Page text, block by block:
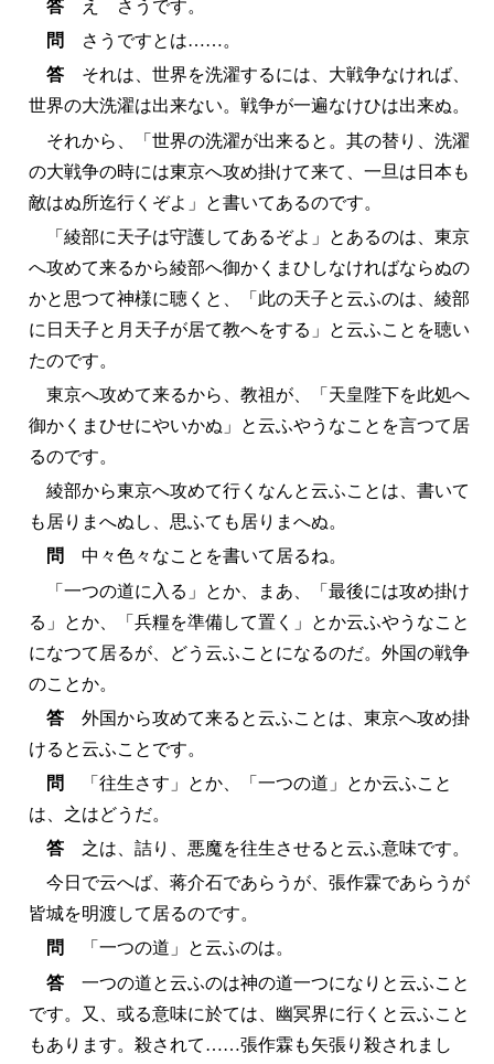
答えゝさうです。
問 さうですとは……。
答それは、世界を洗濯するには、大戦争なければ、
世界の大洗濯は出来ない。戦争が一遍なけひは出来ぬ。
それから、「世界の洗濯が出来ると。其の替り、洗濯
の大戦争の時には東京へ攻め掛けて来て、一旦は日本も
敵はぬ所迄行くぞよ」と書いてあるのです。
「綾部に天子は守護してあるぞよ」とあるのは、東京
へ攻めて来るから綾部へ御かくまひしなければならぬの
かと思つて神様に聴くと、「此の天子と云ふのは、綾部
に日天子と月天子が居て教へをする」と云ふことを聴い
たのです。
東京へ攻めて来るから、教祖が、「天皇陛下を此処へ
御かくまひせにやいかぬ」と云ふやうなことを言つて居
るのです。
綾部から東京へ攻めて行くなんと云ふことは、書いて
も居りまへぬし、思ふても居りまへぬ。
問 中々色々なことを書いて居るね。
「一つの道に入る」とか、まあ、「最後には攻め掛け
る」とか、「兵糧を準備して置く」とか云ふやうなこと
になつて居るが、どう云ふことになるのだ。外国の戦争
のことか。
答外国から攻めて来ると云ふことは、東京へ攻め掛
けると云ふことです。
問 「往生さす」とか、「一つの道」とか云ふこと
は、之はどうだ。
答之は、詰り、悪魔を往生させると云ふ意味です。
今日で云へば、蒋介石であらうが、張作霖であらうが
皆城を明渡して居るのです。
問 「一つの道」と云ふのは。
答一つの道と云ふのは神の道一つになりと云ふこと
です。又、或る意味に於ては、幽冥界に行くと云ふこと
もあります。殺されて……張作霖も矢張り殺されまし